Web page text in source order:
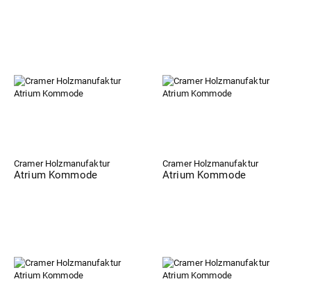
Cramer Holzmanufaktur
Atrium Kommode
Cramer Holzmanufaktur
Atrium Kommode